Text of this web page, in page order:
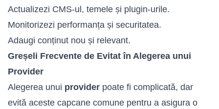
Actualizezi CMS-ul, temele și plugin-urile.
Monitorizezi performanța și securitatea.
Adaugi conținut nou și relevant.
Greșeli Frecvente de Evitat în Alegerea unui
Provider
Alegerea unui provider poate fi complicată, dar
evită aceste capcane comune pentru a asigura o